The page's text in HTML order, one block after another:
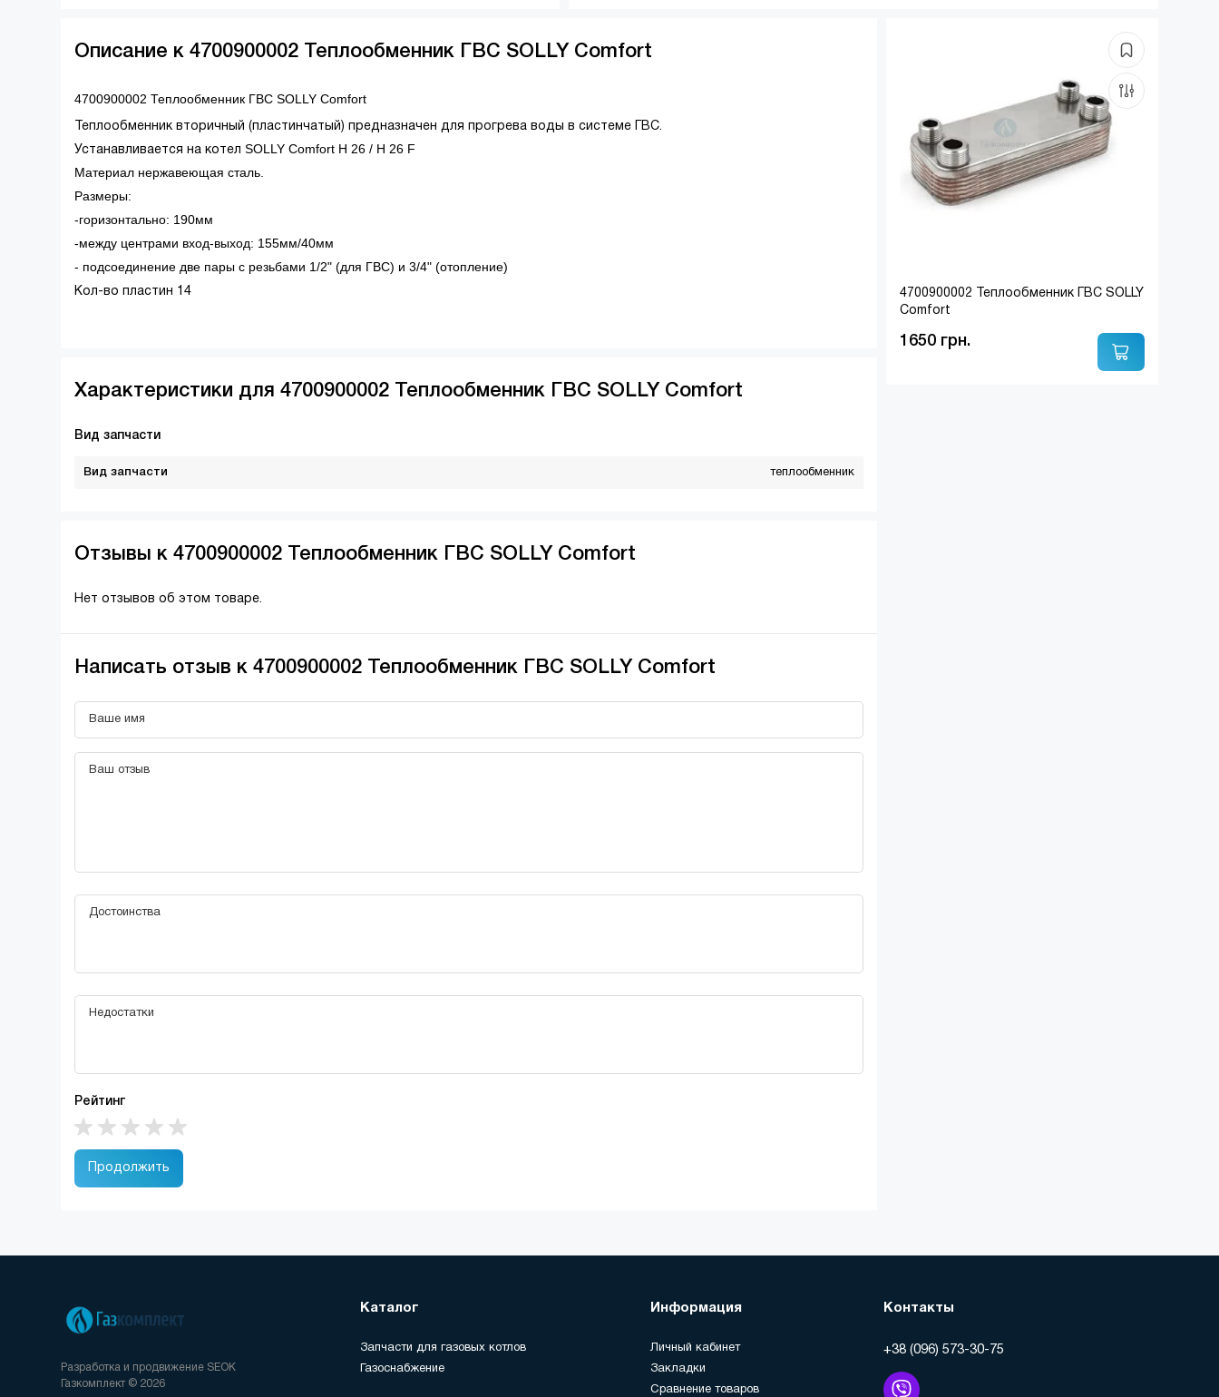
Описание к 4700900002 Теплообменник ГВС SOLLY Comfort
4700900002 Теплообменник ГВС SOLLY Comfort
Теплообменник вторичный (пластинчатый) предназначен для прогрева воды в системе ГВС.
Устанавливается на котелSOLLY Comfort H 26 / H 26 F
Материал нержавеющая сталь.
Размеры:
-горизонтально: 190мм
-между центрами вход-выход: 155мм/40мм
- подсоединение две пары с резьбами 1/2" (для ГВС) и 3/4" (отопление)
Кол-во пластин 14
Характеристики для 4700900002 Теплообменник ГВС SOLLY Comfort
Вид запчасти
Вид запчасти теплообменник
Отзывы к 4700900002 Теплообменник ГВС SOLLY Comfort
Нет отзывов об этом товаре.
Написать отзыв к 4700900002 Теплообменник ГВС SOLLY Comfort
Рейтинг
Продолжить
4700900002 Теплообменник ГВС SOLLY
Comfort
1650 грн.
Разработка и продвижение SEOK
Газкомплект © 2026
Каталог
Запчасти для газовых котлов
Газоснабжение
Информация
Личный кабинет
Закладки
Сравнение товаров
Контакты
+38 (096) 573-30-75